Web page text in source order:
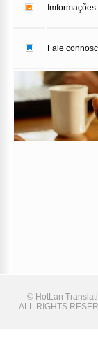
Fale
© HotLan
ALL RIGHTS